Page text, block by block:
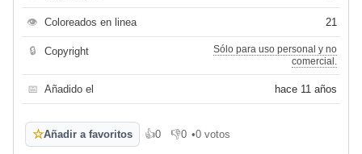
👁 Coloreados en linea 21
🔒 Copyright
Sólo para uso personal y no
comercial.
📅 Añadido el hace 11 años
☆Añadir a favoritos 👍0
Me gusta
👎0
No me gusta
•0 votos